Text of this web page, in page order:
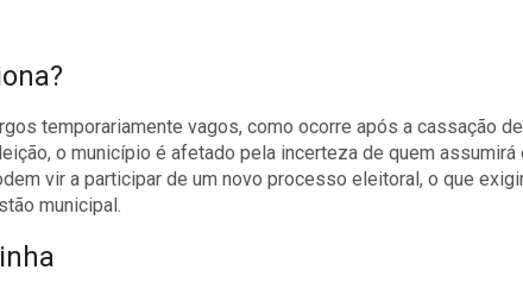
temporariamente vagos, como ocorre após a cassação de
o município é afetado pela incerteza de quem assumirá
vir a participar de um novo processo eleitoral, o que
municipal.